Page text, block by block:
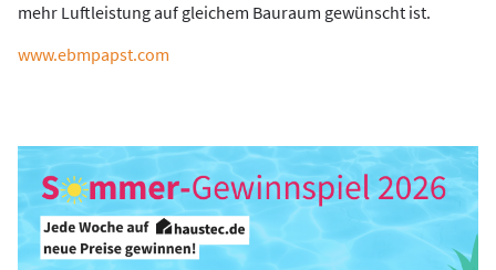
mehr Luftleistung auf gleichem Bauraum gewünscht ist.
www.ebmpapst.com